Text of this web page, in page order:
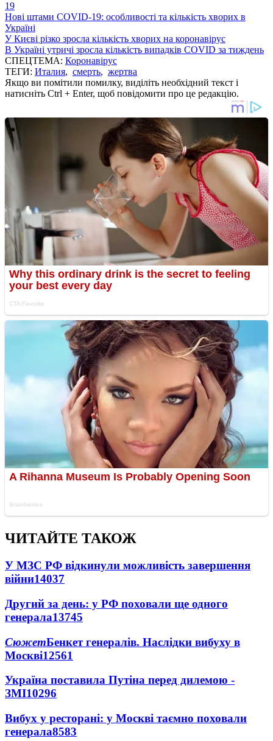
19
Нові штами COVID-19: особливості та кількість хворих в
Україні
У Києві різко зросла кількість хворих на коронавірус
В Україні утричі зросла кількість випадків COVID за тиждень
СПЕЦТЕМА: Коронавірус
ТЕГИ: Италия, смерть, жертва
Якщо ви помітили помилку, виділіть необхідний текст і
натисніть Ctrl + Enter, щоб повідомити про це редакцію.
ЧИТАЙТЕ ТАКОЖ
У МЗС РФ відкинули можливість завершення
війни14037
Другий за день: у РФ поховали ще одного
генерала13745
СюжетБенкет генералів. Наслідки вибуху в
Москві12561
Україна поставила Путіна перед дилемою -
ЗМІ10296
Вибух у ресторані: у Москві таємно поховали
генерала8583